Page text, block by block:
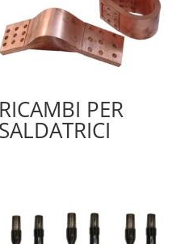
RICAMBI PER
SALDATRICI